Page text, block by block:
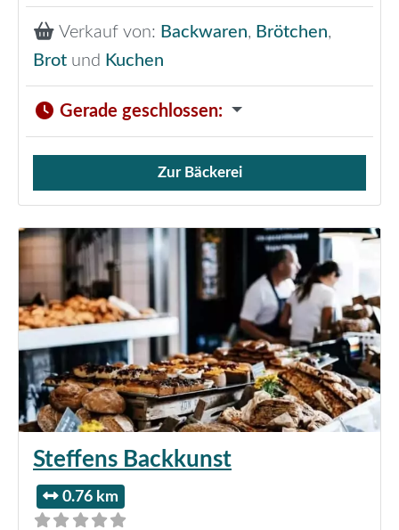
Verkauf von: Backwaren, Brötchen,
Brot und Kuchen
Gerade geschlossen:
Verkauf von Brötchen,
Zur Bäckerei
Steffens Backkunst
0.76 km